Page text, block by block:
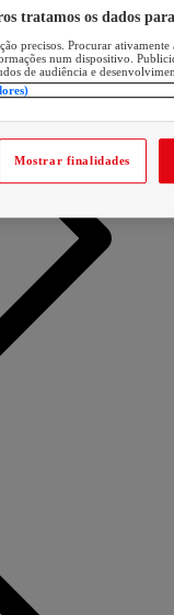
tratamos os dados
precisos. Procurar
num dispositivo.
de audiência e
Mostrar finalidades